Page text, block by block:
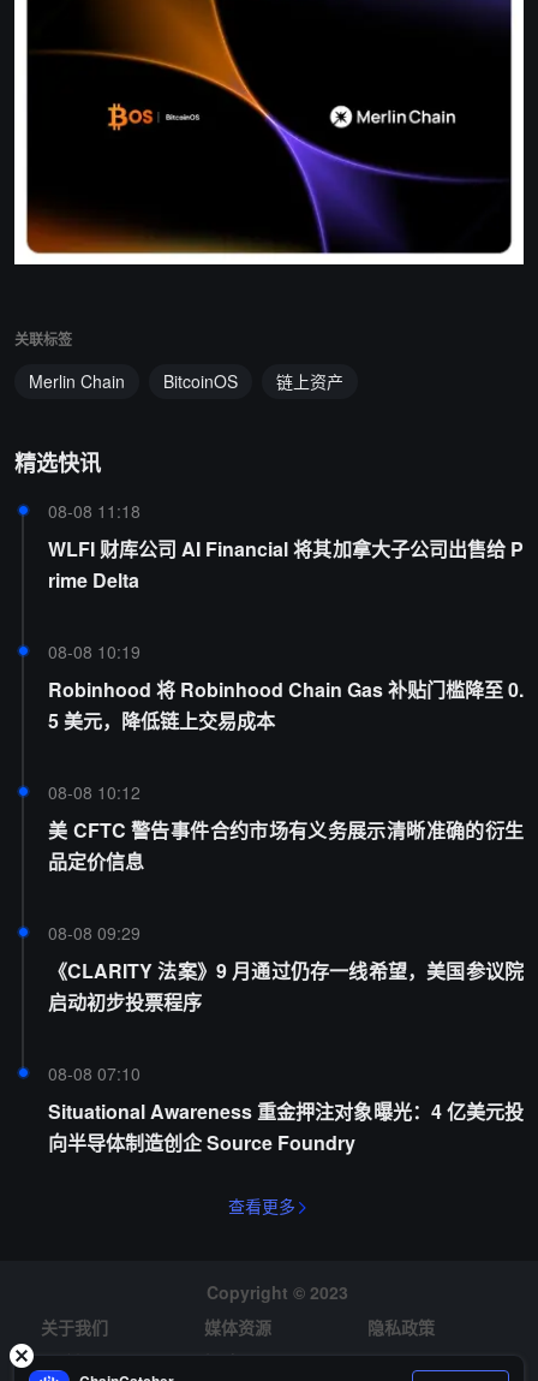
关联标签
Merlin Chain BitcoinOS 链上资产
精选快讯
08-08 11:18
WLFI 财库公司 AI Financial 将其加拿大子公司出售给 P
rime Delta
08-08 10:19
Robinhood 将 Robinhood Chain Gas 补贴门槛降至 0.
5 美元，降低链上交易成本
08-08 10:12
美 CFTC 警告事件合约市场有义务展示清晰准确的衍生
品定价信息
08-08 09:29
《CLARITY 法案》9 月通过仍存一线希望，美国参议院
启动初步投票程序
08-08 07:10
Situational Awareness 重金押注对象曝光：4 亿美元投
向半导体制造创企 Source Foundry
查看更多
Copyright © 2023
关于我们
媒体资源
隐私政策
风险提示
招聘